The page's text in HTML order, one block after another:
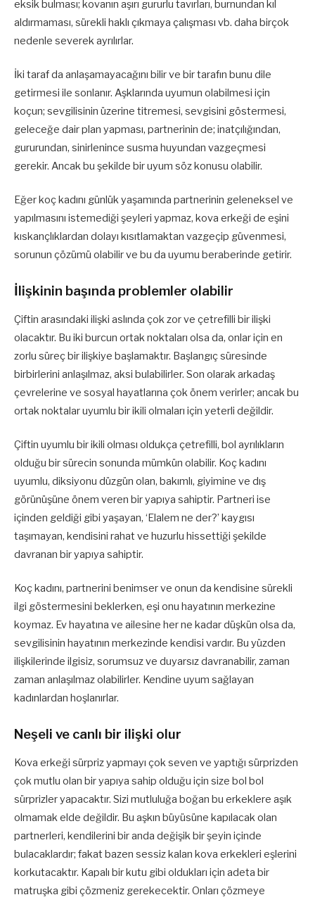
eksik bulması; kovanın aşırı gururlu tavırları, burnundan kıl
aldırmaması, sürekli haklı çıkmaya çalışması vb. daha birçok
nedenle severek ayrılırlar.
İki taraf da anlaşamayacağını bilir ve bir tarafın bunu dile
getirmesi ile sonlanır. Aşklarında uyumun olabilmesi için
koçun; sevgilisinin üzerine titremesi, sevgisini göstermesi,
geleceğe dair plan yapması, partnerinin de; inatçılığından,
gururundan, sinirlenince susma huyundan vazgeçmesi
gerekir. Ancak bu şekilde bir uyum söz konusu olabilir.
Eğer koç kadını günlük yaşamında partnerinin geleneksel ve
yapılmasını istemediği şeyleri yapmaz, kova erkeği de eşini
kıskançlıklardan dolayı kısıtlamaktan vazgeçip güvenmesi,
sorunun çözümü olabilir ve bu da uyumu beraberinde getirir.
İlişkinin başında problemler olabilir
Çiftin arasındaki ilişki aslında çok zor ve çetrefilli bir ilişki
olacaktır. Bu iki burcun ortak noktaları olsa da, onlar için en
zorlu süreç bir ilişkiye başlamaktır. Başlangıç süresinde
birbirlerini anlaşılmaz, aksi bulabilirler. Son olarak arkadaş
çevrelerine ve sosyal hayatlarına çok önem verirler; ancak bu
ortak noktalar uyumlu bir ikili olmaları için yeterli değildir.
Çiftin uyumlu bir ikili olması oldukça çetrefilli, bol ayrılıkların
olduğu bir sürecin sonunda mümkün olabilir. Koç kadını
uyumlu, diksiyonu düzgün olan, bakımlı, giyimine ve dış
görünüşüne önem veren bir yapıya sahiptir. Partneri ise
içinden geldiği gibi yaşayan, ‘Elalem ne der?’ kaygısı
taşımayan, kendisini rahat ve huzurlu hissettiği şekilde
davranan bir yapıya sahiptir.
Koç kadını, partnerini benimser ve onun da kendisine sürekli
ilgi göstermesini beklerken, eşi onu hayatının merkezine
koymaz. Ev hayatına ve ailesine her ne kadar düşkün olsa da,
sevgilisinin hayatının merkezinde kendisi vardır. Bu yüzden
ilişkilerinde ilgisiz, sorumsuz ve duyarsız davranabilir, zaman
zaman anlaşılmaz olabilirler. Kendine uyum sağlayan
kadınlardan hoşlanırlar.
Neşeli ve canlı bir ilişki olur
Kova erkeği sürpriz yapmayı çok seven ve yaptığı sürprizden
çok mutlu olan bir yapıya sahip olduğu için size bol bol
sürprizler yapacaktır. Sizi mutluluğa boğan bu erkeklere aşık
olmamak elde değildir. Bu aşkın büyüsüne kapılacak olan
partnerleri, kendilerini bir anda değişik bir şeyin içinde
bulacaklardır; fakat bazen sessiz kalan kova erkekleri eşlerini
korkutacaktır. Kapalı bir kutu gibi oldukları için adeta bir
matruşka gibi çözmeniz gerekecektir. Onları çözmeye